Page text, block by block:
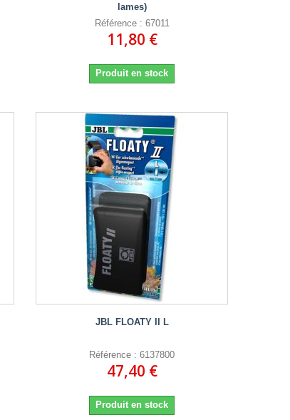
lames)
Référence : 67011
11,80 €
Produit en stock
JBL FLOATY II L
Référence : 6137800
47,40 €
Produit en stock